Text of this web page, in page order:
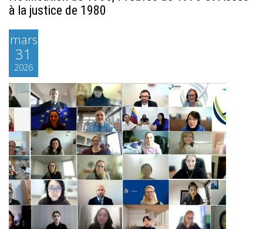
à la justice de 1980
mars
31
2026